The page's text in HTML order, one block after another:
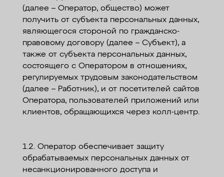
(далее – Оператор, общество) может
получить от субъекта персональных данных,
являющегося стороной по гражданско-
правовому договору (далее – Субъект), а
также от субъекта персональных данных,
состоящего с Оператором в отношениях,
регулируемых трудовым законодательством
(далее – Работник), и от посетителей сайтов
Оператора, пользователей приложений или
клиентов, обращающихся через колл-центр.
1.2. Оператор обеспечивает защиту
обрабатываемых персональных данных от
несанкционированного доступа и